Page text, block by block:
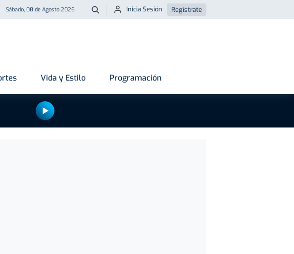
Sábado, 08 de Agosto 2026 Buscar
Inicia Sesión Regístrate
Vida y Estilo Programación